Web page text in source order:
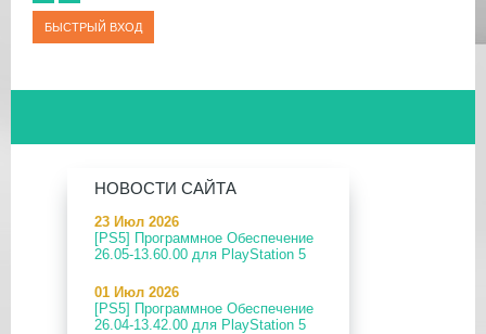
НОВОСТИ САЙТА
23 Июл 2026
[PS5] Программное Обеспечение
26.05-13.60.00 для PlayStation 5
01 Июл 2026
[PS5] Программное Обеспечение
26.04-13.42.00 для PlayStation 5